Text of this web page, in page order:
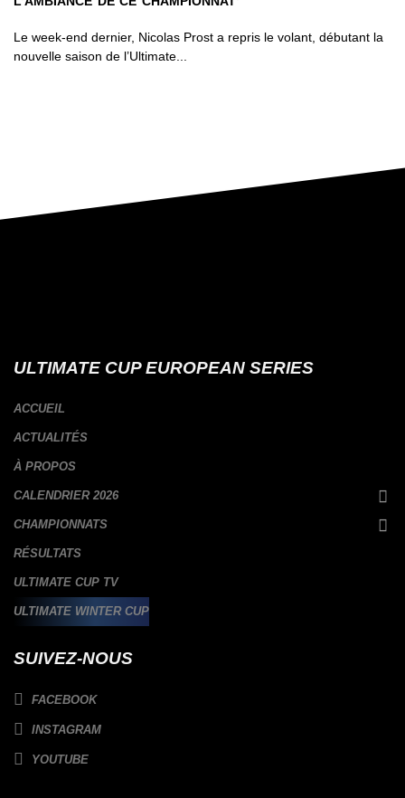
Le week-end dernier, Nicolas Prost a repris le volant, débutant la
nouvelle saison de l’Ultimate...
ULTIMATE CUP EUROPEAN SERIES
ACCUEIL
ACTUALITÉS
À PROPOS
CALENDRIER 2026
CHAMPIONNATS
RÉSULTATS
ULTIMATE CUP TV
ULTIMATE WINTER CUP
SUIVEZ-NOUS
FACEBOOK
INSTAGRAM
YOUTUBE